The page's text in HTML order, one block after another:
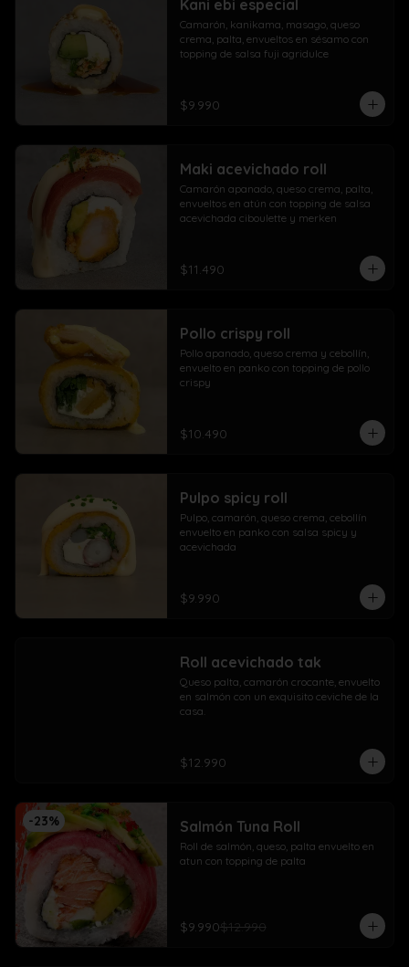
Kani ebi especial
Camarón, kanikama, masago, queso
crema, palta, envueltos en sésamo con
topping de salsa fuji agridulce
$9.990
Maki acevichado roll
Camarón apanado, queso crema, palta,
envueltos en atún con topping de salsa
acevichada ciboulette y merken
$11.490
Pollo crispy roll
Pollo apanado, queso crema y cebollín,
envuelto en panko con topping de pollo
crispy
$10.490
Pulpo spicy roll
Pulpo, camarón, queso crema, cebollín
envuelto en panko con salsa spicy y
acevichada
$9.990
Roll acevichado tak
Queso palta, camarón crocante, envuelto
en salmón con un exquisito ceviche de la
casa.
$12.990
-23% Salmón Tuna Roll
Roll de salmón, queso, palta envuelto en
atun con topping de palta
$9.990$12.990